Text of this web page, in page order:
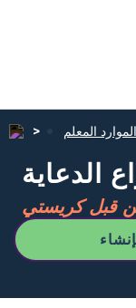
المعلم
الدعاية